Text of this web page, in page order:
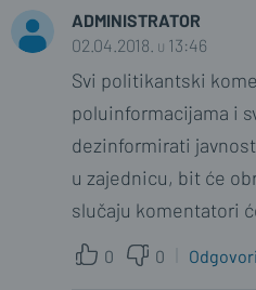
ADMINISTRATOR
02.04.2018. u 13:46
Svi politikantski
poluinformacijama i
dezinformirati
u zajednicu, bit će
slučaju komentatori
0 0 Odgovori